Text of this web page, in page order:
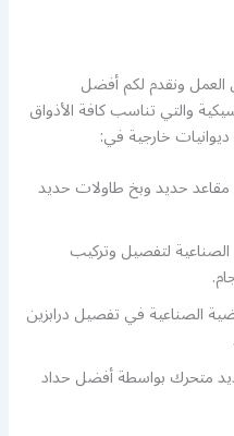
العمل ونقدم لكم أفضل
والتي تناسب كافة الأذواق
خارجية في:
حديد وبخ طاولات حديد
لتفصيل وتركيب
الصناعية في تفصيل درابزين
متحرك بواسطة أفضل حداد